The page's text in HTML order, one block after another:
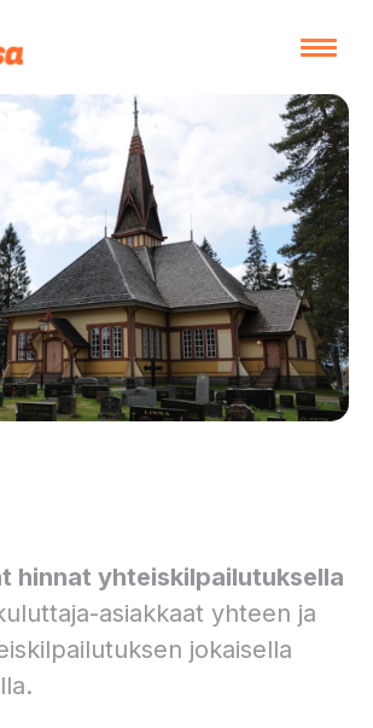
hinnat yhteiskilpailutuksella
asiakkaat yhteen ja
jokaisella